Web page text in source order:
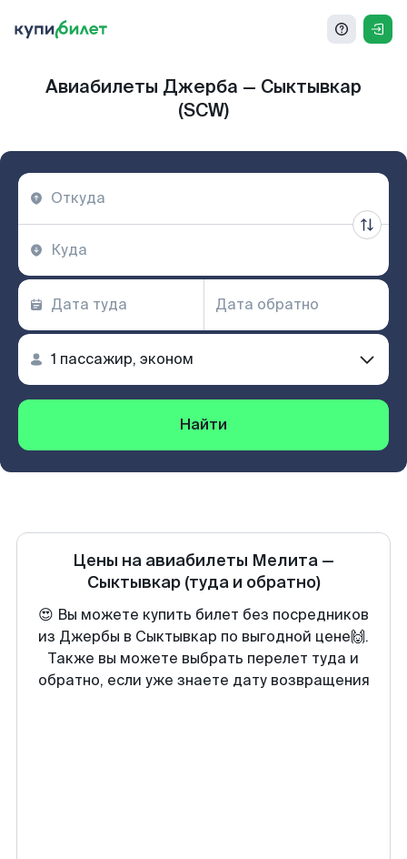
Авиабилеты Джерба — Сыктывкар
(SCW)
Найти
Цены на авиабилеты Мелита —
Сыктывкар (туда и обратно)
😍 Вы можете купить билет без посредников
из Джербы в Сыктывкар по выгодной цене🙌.
Также вы можете выбрать перелет туда и
обратно, если уже знаете дату возвращения